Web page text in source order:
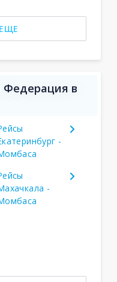
Федерация в
-
-